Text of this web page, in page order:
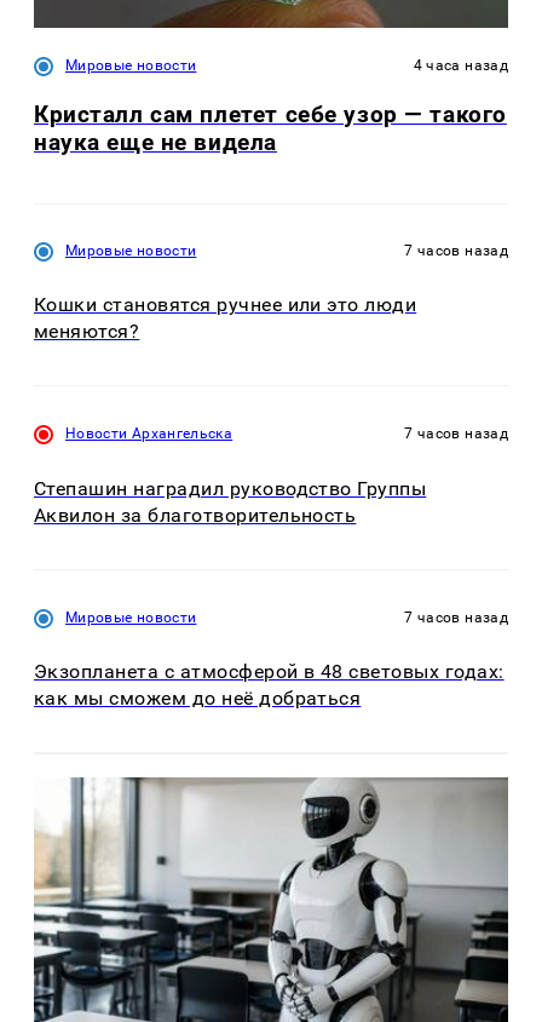
Мировые новости 4 часа назад
Кристалл сам плетет себе узор — такого
наука еще не видела
Мировые новости 7 часов назад
Кошки становятся ручнее или это люди
меняются?
Новости Архангельска 7 часов назад
Степашин наградил руководство Группы
Аквилон за благотворительность
Мировые новости 7 часов назад
Экзопланета с атмосферой в 48 световых годах:
как мы сможем до неё добраться